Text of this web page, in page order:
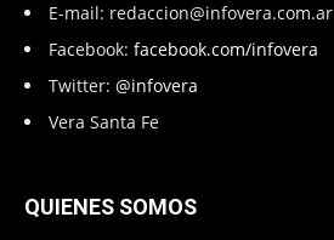
E-mail: redaccion@infovera.com.ar
Facebook: facebook.com/infovera
Twitter: @infovera
Vera Santa Fe
QUIENES SOMOS